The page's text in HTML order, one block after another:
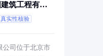
筑工程有限
实性核验
公司位于北京市